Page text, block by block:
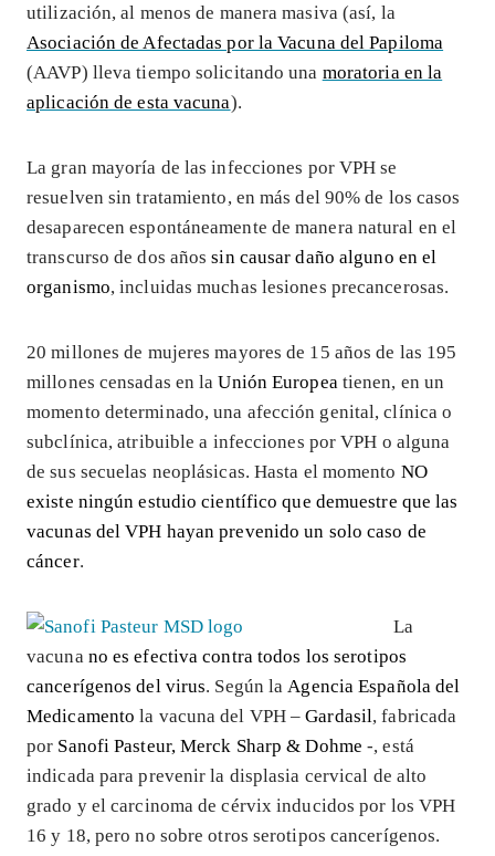
utilización, al menos de manera masiva (así, la
Asociación de Afectadas por la Vacuna del Papiloma
(AAVP) lleva tiempo solicitando una moratoria en la
aplicación de esta vacuna).
La gran mayoría de las infecciones por VPH se
resuelven sin tratamiento, en más del 90% de los casos
desaparecen espontáneamente de manera natural en el
transcurso de dos añossin causar daño alguno en el
organismo, incluidas muchas lesiones precancerosas.
20 millones de mujeres mayores de 15 años de las 195
millones censadas en laUnión Europea tienen, en un
momento determinado, una afección genital, clínica o
subclínica, atribuible a infecciones por VPH o alguna
de sus secuelas neoplásicas. Hasta el momento NO
existe ningún estudio científico que demuestre que las
vacunas del VPH hayan prevenido un solo caso de
cáncer.
La
vacuna no es efectiva contra todos los serotipos
cancerígenos del virus. Según la Agencia Española del
Medicamento la vacuna del VPH –Gardasil, fabricada
por Sanofi Pasteur, Merck Sharp & Dohme -, está
indicada para prevenir la displasia cervical de alto
grado y el carcinoma de cérvix inducidos por los VPH
16 y 18, pero no sobre otros serotipos cancerígenos.